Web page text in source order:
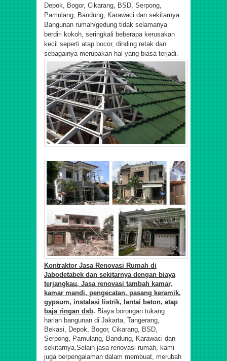
Depok, Bogor, Cikarang, BSD, Serpong,
Pamulang, Bandung, Karawaci dan sekitarnya.
Bangunan rumah/gedung tidak selamanya
berdiri kokoh, seringkali beberapa kerusakan
kecil seperti atap bocor, dinding retak dan
sebagainya merupakan hal yang biasa terjadi.
Kontraktor Jasa Renovasi Rumah di
Jabodetabek dan sekitarnya dengan biaya
terjangkau, Jasa renovasi tambah kamar,
kamar mandi, pengecatan, pasang keramik,
gypsum, instalasi listrik, lantai beton, atap
baja ringan dsb. Biaya borongan tukang
harian bangunan di Jakarta, Tangerang,
Bekasi, Depok, Bogor, Cikarang, BSD,
Serpong, Pamulang, Bandung, Karawaci dan
sekitarnya. Selain jasa renovasi rumah, kami
juga berpengalaman dalam membuat, merubah